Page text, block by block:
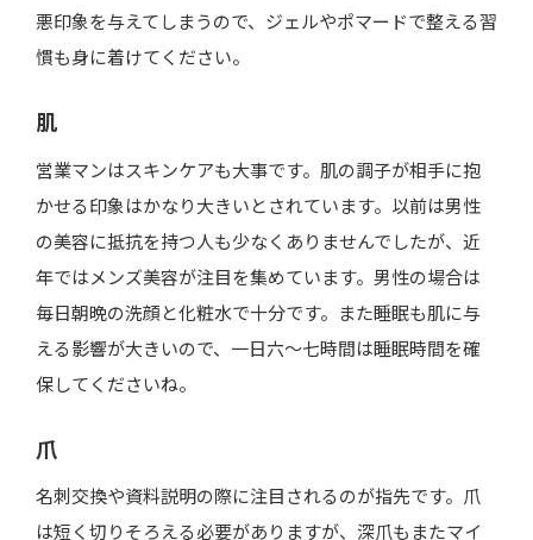
悪印象を与えてしまうので、ジェルやポマードで整える習
慣も身に着けてください。
肌
営業マンはスキンケアも大事です。肌の調子が相手に抱
かせる印象はかなり大きいとされています。以前は男性
の美容に抵抗を持つ人も少なくありませんでしたが、近
年ではメンズ美容が注目を集めています。男性の場合は
毎日朝晩の洗顔と化粧水で十分です。また睡眠も肌に与
える影響が大きいので、一日六～七時間は睡眠時間を確
保してくださいね。
爪
名刺交換や資料説明の際に注目されるのが指先です。爪
は短く切りそろえる必要がありますが、深爪もまたマイ